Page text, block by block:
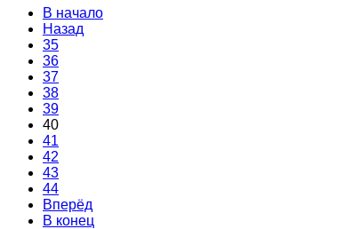
В начало
Назад
35
36
37
38
39
40
41
42
43
44
Вперёд
В конец